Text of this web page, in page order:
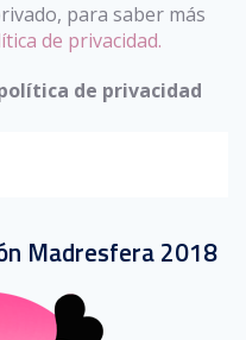
para saber más
de privacidad.
de privacidad
Madresfera 2018